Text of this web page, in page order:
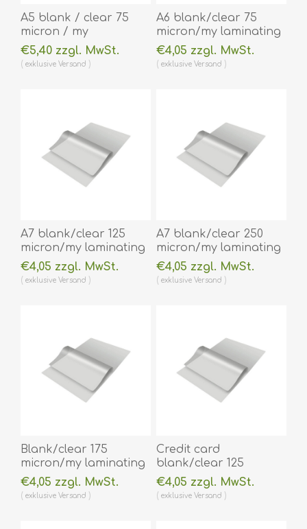
A5 blank / clear 75
micron / my
laminating pouch 154
x 216 mm hot
€5,40 zzgl. MwSt.
exklusive Versand
A6 blank/clear 75
micron/my laminating
pouch 111 x 154 mm hot
lamination 100 pieces.
€4,05 zzgl. MwSt.
exklusive Versand
A7 blank/clear 125
micron/my laminating
pouch 75 x 105 mm hot
lamination 100 pieces.
€4,05 zzgl. MwSt.
exklusive Versand
A7 blank/clear 250
micron/my laminating
pouch 74 x 105 mm hot
lamination 100 pieces.
€4,05 zzgl. MwSt.
exklusive Versand
Blank/clear 175
micron/my laminating
pouch 64 x 108 mm hot
lamination 100 pieces.
€4,05 zzgl. MwSt.
exklusive Versand
Credit card
blank/clear 125
micron/my laminating
pouch 54 x 86 mm hot
€4,05 zzgl. MwSt.
exklusive Versand